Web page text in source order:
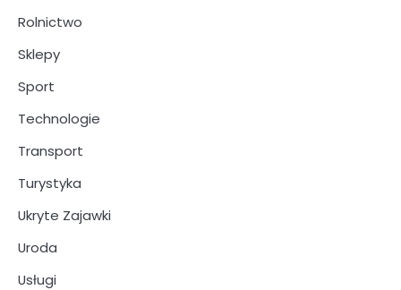
Rolnictwo
Sklepy
Sport
Technologie
Transport
Turystyka
Ukryte Zajawki
Uroda
Usługi